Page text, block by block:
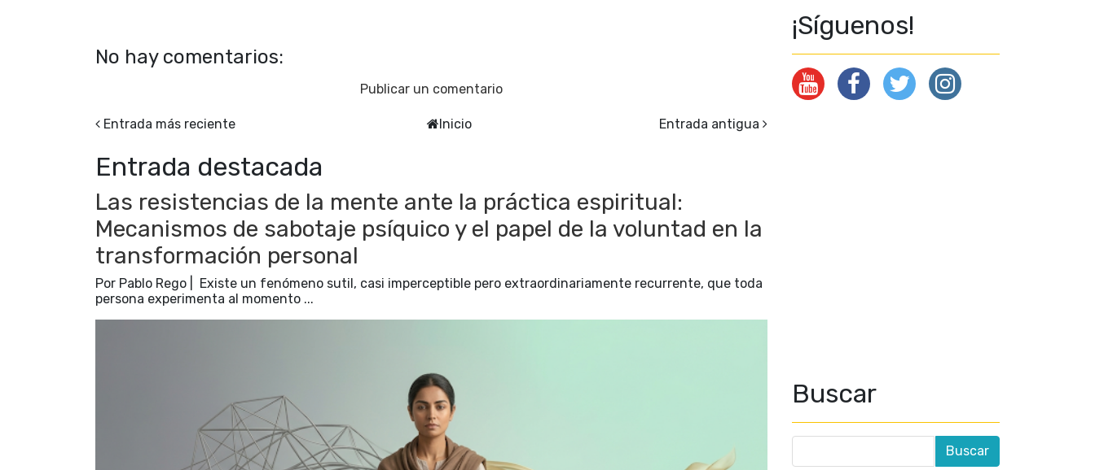
No hay comentarios:
Publicar un comentario
Entrada más reciente Entrada antigua
Inicio
Entrada destacada
Las resistencias de la mente ante la práctica espiritual:
Mecanismos de sabotaje psíquico y el papel de la voluntad en la
transformación personal
Por Pablo Rego | Existe un fenómeno sutil, casi imperceptible pero extraordinariamente recurrente, que toda
persona experimenta al momento ...
¡Síguenos!
Buscar